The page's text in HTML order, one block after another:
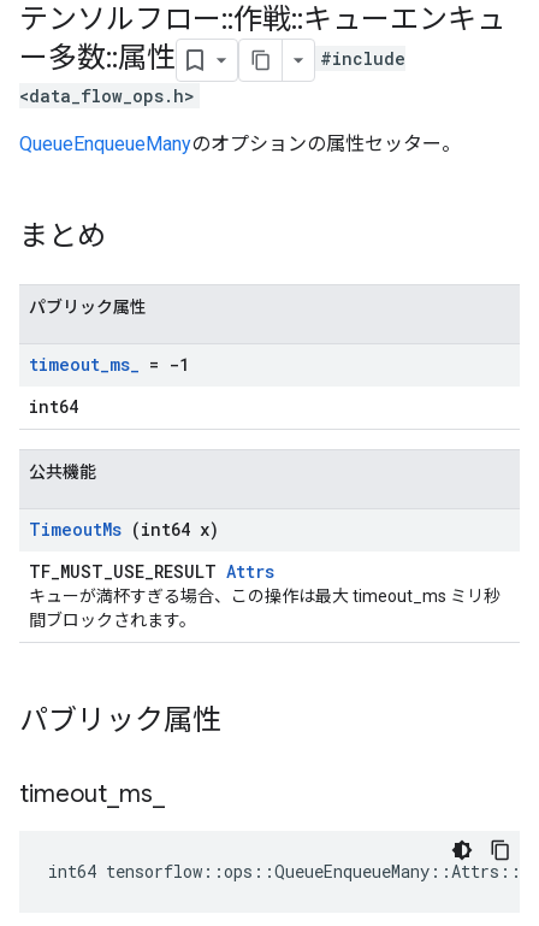
テンソルフロー::作戦::キューエンキュ
ー多数::属性
#include
<data_flow_ops.h>
QueueEnqueueManyのオプションの属性セッター。
まとめ
パブリック属性
timeout_ms_ = -1
int64
公共機能
TimeoutMs (int64 x)
TF_MUST_USE_RESULT Attrs
キューが満杯すぎる場合、この操作は最大 timeout_ms ミリ秒
間ブロックされます。
パブリック属性
timeout ms
int64